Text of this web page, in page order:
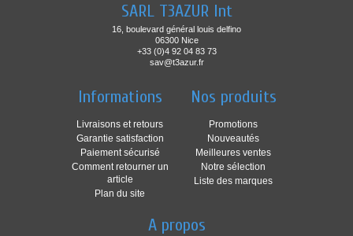
SARL T3AZUR Int
16, boulevard général louis delfino
06300 Nice
+33 (0)4 92 04 83 73
sav@t3azur.fr
Informations
Livraisons et retours
Garantie satisfaction
Paiement sécurisé
Comment retourner un
article
Plan du site
Nos produits
Promotions
Nouveautés
Meilleures ventes
Notre sélection
Liste des marques
A propos